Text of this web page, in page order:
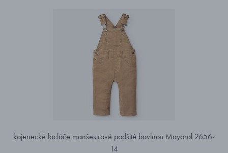
kojenecké lacláče manšestrové podšité bavlnou Mayoral 2656-
14